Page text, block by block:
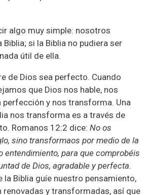
algo muy simple: nosotros
si la Biblia no pudiera ser
útil de ella.
de Dios sea perfecto. Cuando
que Dios nos hable, nos
perfección y nos transforma. Una
nos transforma es a través de
Romanos 12:2 dice: No os
sino transformaos por medio de la
entendimiento, para que comprobéis
de Dios, agradable y perfecta.
la Biblia guíe nuestro pensamiento,
renovadas y transformadas, así que